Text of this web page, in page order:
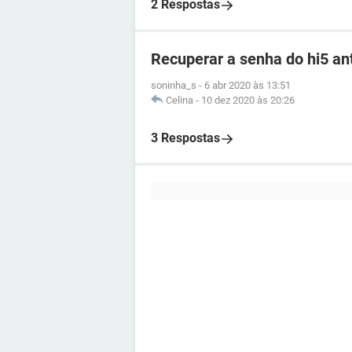
2 Respostas
Recuperar a senha do hi5
soninha_s - 6 abr 2020 às 13:51
Celina - 10 dez 2020 às 20:26
3 Respostas